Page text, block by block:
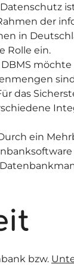
der
in
Rolle ein.
das
ein
bzw.